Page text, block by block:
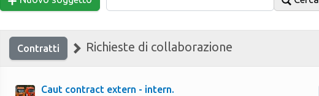
Contratti Richieste di collaborazione
Caut contract extern - intern.